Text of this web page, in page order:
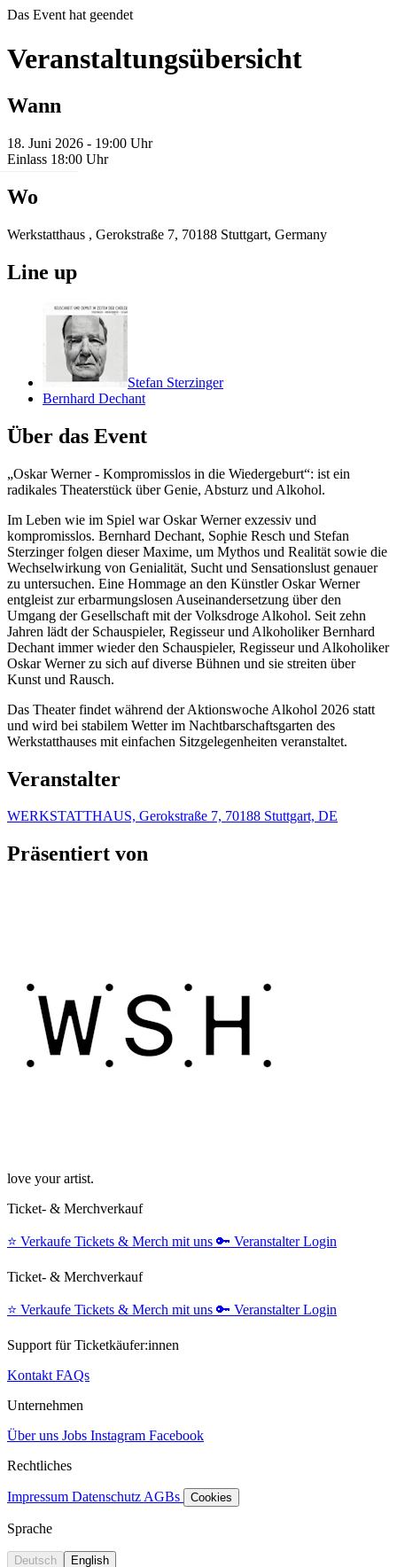
Das Event hat geendet
Veranstaltungsübersicht
Wann
18. Juni 2026 - 19:00 Uhr
Einlass 18:00 Uhr
Wo
Werkstatthaus , Gerokstraße 7, 70188 Stuttgart, Germany
Line up
Stefan Sterzinger
Bernhard Dechant
Über das Event
„Oskar Werner - Kompromisslos in die Wiedergeburt“: ist ein
radikales Theaterstück über Genie, Absturz und Alkohol.
Im Leben wie im Spiel war Oskar Werner exzessiv und
kompromisslos. Bernhard Dechant, Sophie Resch und Stefan
Sterzinger folgen dieser Maxime, um Mythos und Realität sowie die
Wechselwirkung von Genialität, Sucht und Sensationslust genauer
zu untersuchen. Eine Hommage an den Künstler Oskar Werner
entgleist zur erbarmungslosen Auseinandersetzung über den
Umgang der Gesellschaft mit der Volksdroge Alkohol. Seit zehn
Jahren lädt der Schauspieler, Regisseur und Alkoholiker Bernhard
Dechant immer wieder den Schauspieler, Regisseur und Alkoholiker
Oskar Werner zu sich auf diverse Bühnen und sie streiten über
Kunst und Rausch.
Das Theater findet während der Aktionswoche Alkohol 2026 statt
und wird bei stabilem Wetter im Nachtbarschaftsgarten des
Werkstatthauses mit einfachen Sitzgelegenheiten veranstaltet.
Veranstalter
WERKSTATTHAUS, Gerokstraße 7, 70188 Stuttgart, DE
Präsentiert von
love your artist.
Ticket- & Merchverkauf
⭐️ Verkaufe Tickets & Merch mit uns 🔑 Veranstalter Login
Ticket- & Merchverkauf
⭐️ Verkaufe Tickets & Merch mit uns 🔑 Veranstalter Login
Support für Ticketkäufer:innen
Kontakt FAQs
Unternehmen
Über uns Jobs Instagram Facebook
Rechtliches
Impressum Datenschutz AGBs Cookies
Sprache
Deutsch English